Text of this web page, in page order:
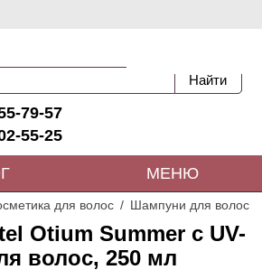
79-57
55-25
МЕНЮ
для волос Шампуни для волос
Otium Summer с UV-
волос, 250 мл